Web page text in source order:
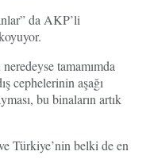
da AKP’li
tamamımda
cephelerinin aşağı
bu binaların artık
Türkiye’nin belki de en